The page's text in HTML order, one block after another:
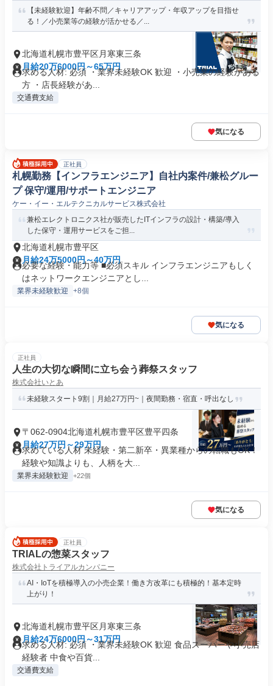
【未経験歓迎】年齢不問／キャリアアップ・年収アップを目指せ
る！／小売業等の経験が活かせる／...
北海道札幌市豊平区月寒東三条
月給20万6000円～65万円
求める人材: 必須 ・業界未経験OK 歓迎 ・小売業の経験がある
方 ・店長経験があ...
交通費支給
気になる
正社員
札幌勤務【インフラエンジニア】自社内案件/兼松グルー
プ 保守/運用/サポートエンジニア
ケー・イー・エルテクニカルサービス株式会社
兼松エレクトロニクス社が販売したITインフラの設計・構築/導入
した保守・運用サービスをご担...
北海道札幌市豊平区
月給24万5000円～40万円
必要な経験・能力等 ■必須スキル インフラエンジニアもしく
はネットワークエンジニアとし...
業界未経験歓迎 +8個
気になる
正社員
人生の大切な瞬間に立ち会う葬祭スタッフ
株式会社いとあ
未経験スタート9割｜月給27万円~｜夜間勤務・宿直・呼出なし
〒062-0904北海道札幌市豊平区豊平四条
月給27万円～29万円
求めている人材 未経験・第二新卒・異業種からの転職もOK！
経験や知識よりも、人柄を大...
業界未経験歓迎 +22個
気になる
正社員
TRIALの惣菜スタッフ
株式会社トライアルカンパニー
AI・IoTを積極導入の小売企業！働き方改革にも積極的！基本定時
上がり！
北海道札幌市豊平区月寒東三条
月給24万6000円～31万円
求める人材: 必須 ・業界未経験OK 歓迎 食品スーパーや小売店
経験者 中食や百貨...
交通費支給